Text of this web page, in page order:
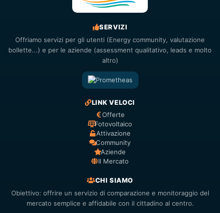
SERVIZI
Offriamo servizi per gli utenti (Energy community, valutazione
bollette...) e per le aziende (assessment qualitativo, leads e molto
altro)
LINK VELOCI
Offerte
Fotovoltaico
Attivazione
Community
Aziende
Il Mercato
CHI SIAMO
Obiettivo: offrire un servizio di comparazione e monitoraggio del
mercato semplice e affidabile con il cittadino al centro.